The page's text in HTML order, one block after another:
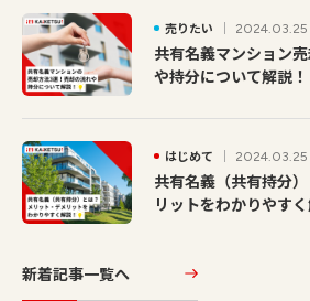
売りたい 2024.03.25
共有名義マンション
や持分について解説！
はじめて 2024.03.25
共有名義（共有持分
リットをわかりやすく
新着記事一覧へ